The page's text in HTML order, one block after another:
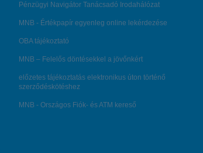
Pénzügyi Navigátor Tanácsadó Irodahálózat
MNB - Értékpapír egyenleg online lekérdezése
OBA tájékoztató
MNB – Felelős döntésekkel a jövőnkért
előzetes tájékoztatás elektronikus úton történő
szerződéskötéshez
MNB - Országos Fiók- és ATM kereső